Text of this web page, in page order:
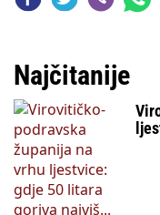
Najčitanije